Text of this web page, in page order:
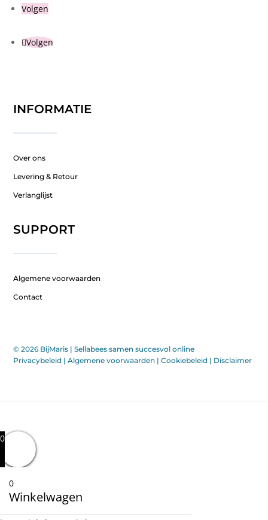
Volgen
Volgen
INFORMATIE
Over ons
Levering & Retour
Verlanglijst
SUPPORT
Algemene voorwaarden
Contact
© 2026 BijMaris |Sellabees samen succesvol online
Privacybeleid |Algemene voorwaarden |Cookiebeleid | Disclaimer
0
0
Winkelwagen